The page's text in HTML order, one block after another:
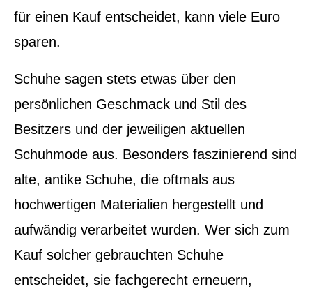
für einen Kauf entscheidet, kann viele Euro
sparen.
Schuhe sagen stets etwas über den
persönlichen Geschmack und Stil des
Besitzers und der jeweiligen aktuellen
Schuhmode aus. Besonders faszinierend sind
alte, antike Schuhe, die oftmals aus
hochwertigen Materialien hergestellt und
aufwändig verarbeitet wurden. Wer sich zum
Kauf solcher gebrauchten Schuhe
entscheidet, sie fachgerecht erneuern,